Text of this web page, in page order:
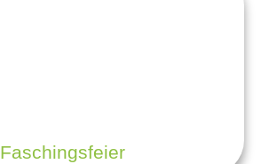
Faschingsfeier